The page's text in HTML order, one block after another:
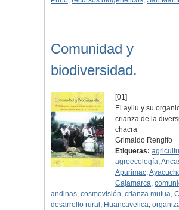
Comunidad y
biodiversidad.
[01]
El ayllu y su
crianza de la
chacra
Grimaldo Rengifo
Etiquetas:
agroecología,
Apurimac,
Cajamarca,
andinas, cosmovisión, crianza mutua,
desarrollo rural , Huancavelica,